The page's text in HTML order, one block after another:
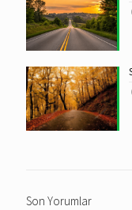
Son Yorumlar